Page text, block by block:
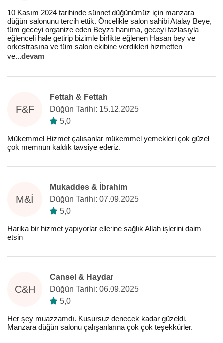
10 Kasım 2024 tarihinde sünnet düğünümüz için manzara
düğün salonunu tercih ettik. Öncelikle salon sahibi Atalay Beye,
tüm geceyi organize eden Beyza hanıma, geceyi fazlasıyla
eğlenceli hale getirip bizimle birlikte eğlenen Hasan bey ve
orkestrasına ve tüm salon ekibine verdikleri hizmetten
ve...devam
F&F
Fettah & Fettah
Düğün Tarihi: 15.12.2025
5,0
Mükemmel Hizmet çalıṣanlar mükemmel yemekleri çok güzel
çok memnun kaldık tavsiye ederiz.
M&İ
Mukaddes & İbrahim
Düğün Tarihi: 07.09.2025
5,0
Harika bir hizmet yapıyorlar ellerine sağlık Allah işlerini daim
etsin
C&H
Cansel & Haydar
Düğün Tarihi: 06.09.2025
5,0
Her şey muazzamdı. Kusursuz denecek kadar güzeldi.
Manzara düğün salonu çalışanlarına çok çok teşekkürler.